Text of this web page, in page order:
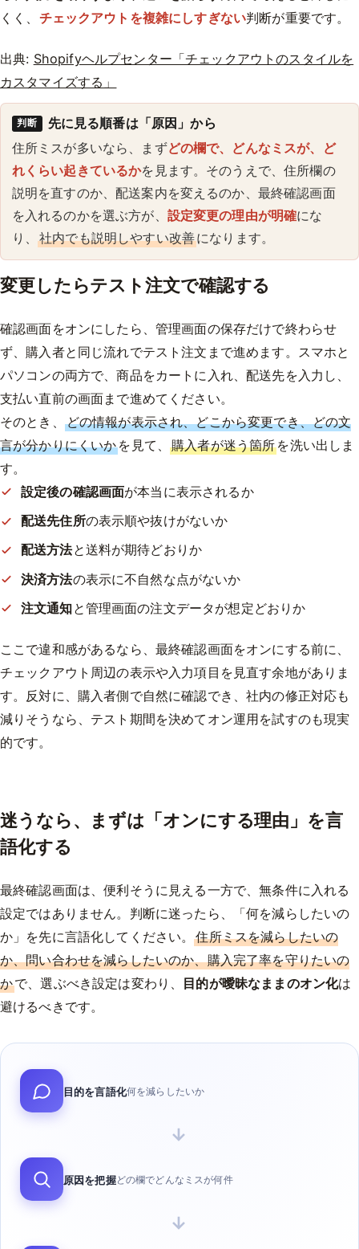
くく、 チェックアウトを複雑にしすぎない判断が重要です。
出典: Shopifyヘルプセンター「チェックアウトのスタイルを
カスタマイズする」
判断 先に見る順番は「原因」から
住所ミスが多いなら、まずどの欄で、どんなミスが、ど
れくらい起きているかを見ます。そのうえで、住所欄の
説明を直すのか、配送案内を変えるのか、最終確認画面
を入れるのかを選ぶ方が、 設定変更の理由が明確にな
り、社内でも説明しやすい改善になります。
変更したらテスト注文で確認する
確認画面をオンにしたら、管理画面の保存だけで終わらせ
ず、購入者と同じ流れでテスト注文まで進めます。スマホと
パソコンの両方で、商品をカートに入れ、配送先を入力し、
支払い直前の画面まで進めてください。
そのとき、 どの情報が表示され、どこから変更でき、どの文
言が分かりにくいかを見て、購入者が迷う箇所を洗い出しま
す。
設定後の確認画面が本当に表示されるか
配送先住所の表示順や抜けがないか
配送方法と送料が期待どおりか
決済方法の表示に不自然な点がないか
注文通知と管理画面の注文データが想定どおりか
ここで違和感があるなら、最終確認画面をオンにする前に、
チェックアウト周辺の表示や入力項目を見直す余地がありま
す。反対に、購入者側で自然に確認でき、社内の修正対応も
減りそうなら、テスト期間を決めてオン運用を試すのも現実
的です。
迷うなら、まずは「オンにする理由」を言
語化する
最終確認画面は、便利そうに見える一方で、無条件に入れる
設定ではありません。判断に迷ったら、「何を減らしたいの
か」を先に言語化してください。住所ミスを減らしたいの
か、問い合わせを減らしたいのか、購入完了率を守りたいの
かで、選ぶべき設定は変わり、 目的が曖昧なままのオン化は
避けるべきです。
目的を言語化何を減らしたいか
→
原因を把握どの欄でどんなミスが何件
→